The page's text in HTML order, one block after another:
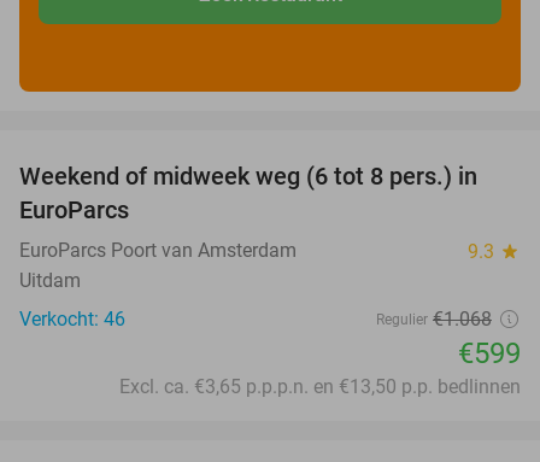
44%
Weekend of midweek weg (6 tot 8 pers.) in
EuroParcs
EuroParcs Poort van Amsterdam 9.3 star
Uitdam
Verkocht: 46
Regulier €1.068
€599
Excl. ca. €3,65 p.p.p.n. en €13,50 p.p. bedlinnen